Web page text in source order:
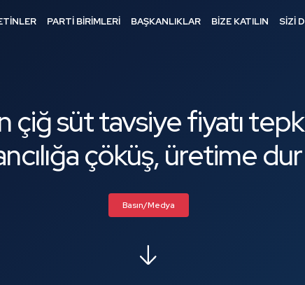
PARTİ BİRİMLERİ BAŞKANLIKLAR BİZE KATILIN SİZİ
çiğ süt tavsiye fiyatı
çöküş, üretime
Basın/Medya